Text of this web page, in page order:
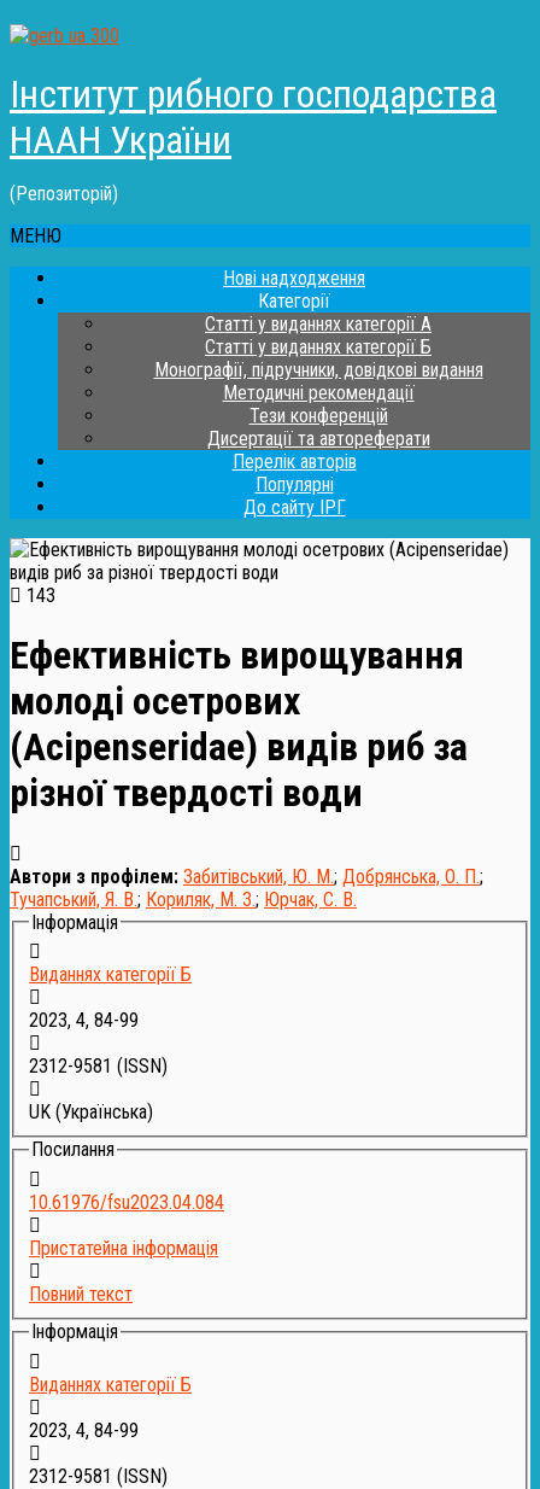
Інститут рибного господарства
НААН України
(Репозиторій)
МЕНЮ
Нові надходження
Категорії
Статті у виданнях категорії А
Статті у виданнях категорії Б
Монографії, підручники, довідкові видання
Методичні рекомендації
Тези конференцій
Дисертації та автореферати
Перелік авторів
Популярні
До сайту ІРГ
143
Ефективність вирощування
молоді осетрових
(Acipenseridae) видів риб за
різної твердості води
Автори з профілем: Забитівський, Ю. М.; Добрянська, О. П.;
Тучапський, Я. В.; Кориляк, М. З.; Юрчак, С. В.
Інформація
Виданнях категорії Б
2023, 4, 84-99
2312-9581 (ISSN)
UK (Українська)
Посилання
10.61976/fsu2023.04.084
Пристатейна інформація
Повний текст
Інформація
Виданнях категорії Б
2023, 4, 84-99
2312-9581 (ISSN)